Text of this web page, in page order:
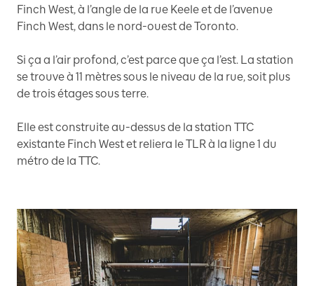
Finch West, à l’angle de la rue Keele et de l’avenue
Finch West, dans le nord-ouest de Toronto.
Si ça a l’air profond, c’est parce que ça l’est. La station
se trouve à 11 mètres sous le niveau de la rue, soit plus
de trois étages sous terre.
Elle est construite au-dessus de la station TTC
existante Finch West et reliera le TLR à la ligne 1 du
métro de la TTC.